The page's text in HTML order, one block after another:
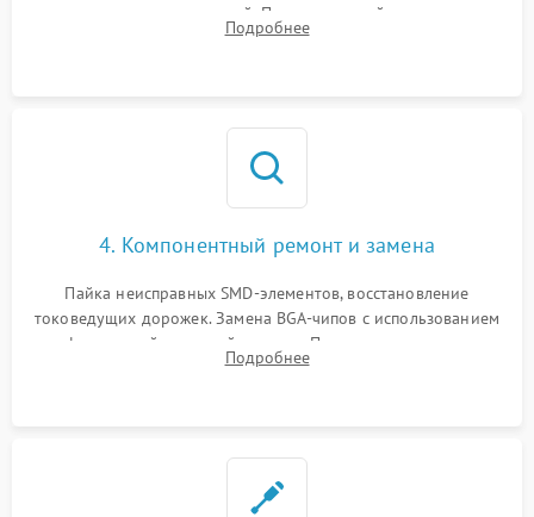
дежурных напряжений. Проверка цепей питания,
мультиконтроллера, процессора и видеочипа.
Подробнее
4. Компонентный ремонт и замена
Пайка неисправных SMD-элементов, восстановление
токоведущих дорожек. Замена BGA-чипов с использованием
инфракрасной паяльной станции. Прошивка микросхемы
BIOS или замена поврежденных портов USB
Подробнее